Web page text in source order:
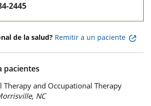
2445
de la salud? Remitir a un paciente
pacientes
Therapy and Occupational Therapy
NC